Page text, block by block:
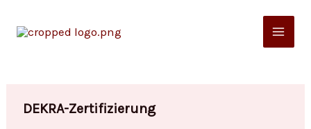
Inhalt
DEKRA-Zertifizierung